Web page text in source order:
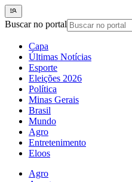
Buscar no portal
Capa
Últimas Notícias
Esporte
Eleições 2026
Política
Minas Gerais
Brasil
Mundo
Agro
Entretenimento
Eloos
Agro